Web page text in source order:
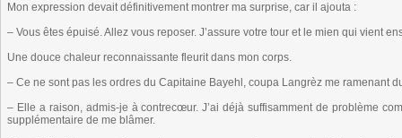
Mon expression devait définitivement montrer ma surprise, car il ajouta :
– Vous êtes épuisé. Allez vous reposer. J’assure votre tour et le mien qui vient
Une douce chaleur reconnaissante fleurit dans mon corps.
– Ce ne sont pas les ordres du Capitaine Bayehl, coupa Langrèz me ramenant
– Elle a raison, admis-je à contrecœur. J’ai déjà suffisamment de problème
supplémentaire de me blâmer.